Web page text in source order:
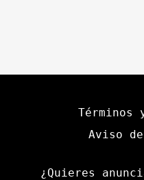
Términos
Aviso
¿Quieres